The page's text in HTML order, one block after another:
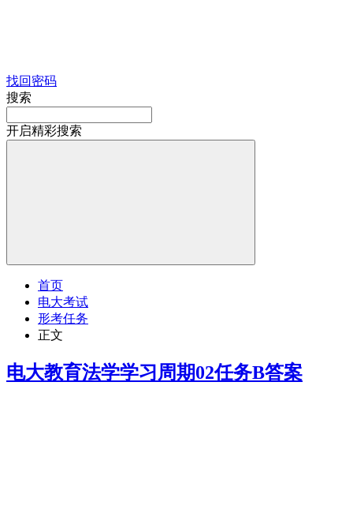
找回密码
搜索
开启精彩搜索
首页
电大考试
形考任务
正文
电大教育法学学习周期02任务B答案